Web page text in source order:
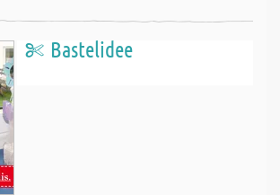
Bastelidee